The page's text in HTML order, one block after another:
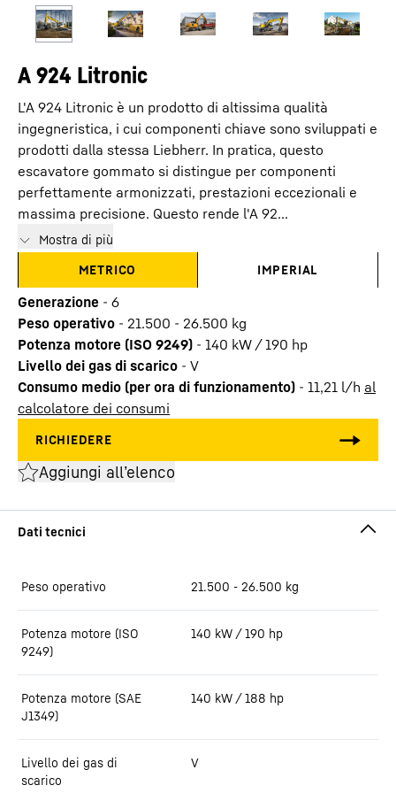
A 924 Litronic
L'A 924 Litronic è un prodotto di altissima qualità
ingegneristica, i cui componenti chiave sono sviluppati e
prodotti dalla stessa Liebherr. In pratica, questo
escavatore gommato si distingue per componenti
perfettamente armonizzati, prestazioni eccezionali e
massima precisione. Questo rende l'A 92...
Mostra di più
METRICO
IMPERIAL
Generazione - 6
Peso operativo - 21.500 - 26.500 kg
Potenza motore (ISO 9249) - 140 kW / 190 hp
Livello dei gas di scarico - V
Consumo medio (per ora di funzionamento) - 11,21 l/h al
calcolatore dei consumi
Aggiungi all’elenco
Peso operativo 21.500 - 26.500 kg
Potenza motore (ISO
9249)
140 kW / 190 hp
Potenza motore (SAE
J1349)
140 kW / 188 hp
Livello dei gas di
scarico
V